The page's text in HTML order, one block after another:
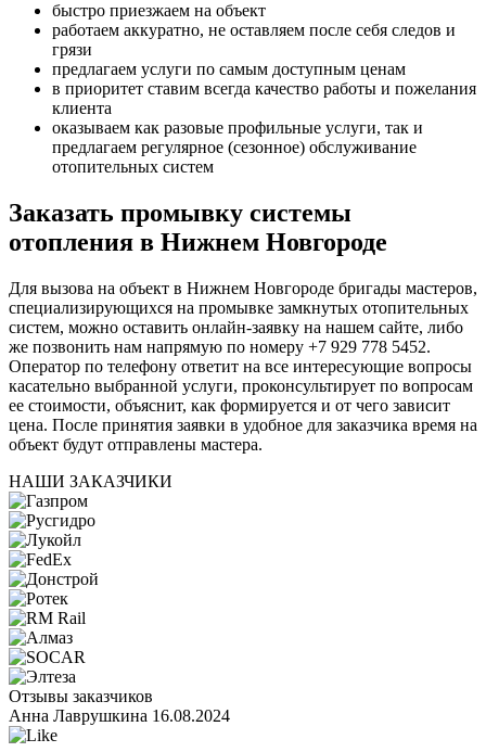
быстро приезжаем на объект
работаем аккуратно, не оставляем после себя следов и
грязи
предлагаем услуги по самым доступным ценам
в приоритет ставим всегда качество работы и пожелания
клиента
оказываем как разовые профильные услуги, так и
предлагаем регулярное (сезонное) обслуживание
отопительных систем
Заказать промывку системы
отопления в Нижнем Новгороде
Для вызова на объект в Нижнем Новгороде бригады мастеров,
специализирующихся на промывке замкнутых отопительных
систем, можно оставить онлайн-заявку на нашем сайте, либо
же позвонить нам напрямую по номеру +7 929 778 5452.
Оператор по телефону ответит на все интересующие вопросы
касательно выбранной услуги, проконсультирует по вопросам
ее стоимости, объяснит, как формируется и от чего зависит
цена. После принятия заявки в удобное для заказчика время на
объект будут отправлены мастера.
НАШИ ЗАКАЗЧИКИ
Отзывы заказчиков
Анна Лаврушкина 16.08.2024